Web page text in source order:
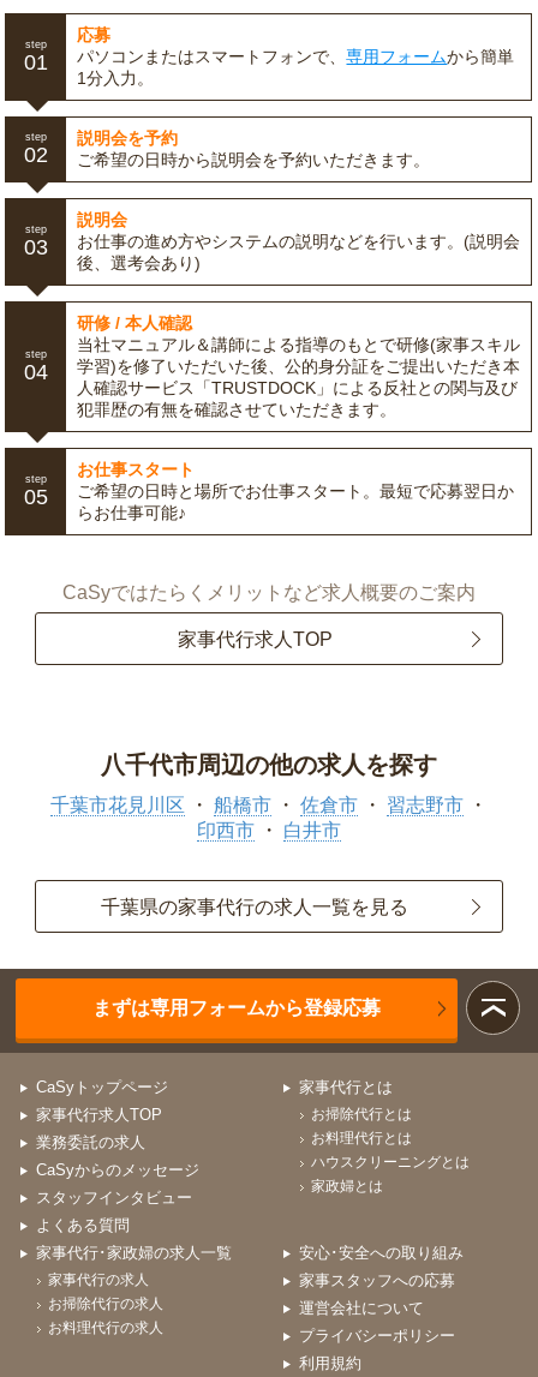
step
01
応募
パソコンまたはスマートフォンで、専用フォームから簡単
1分入力。
step
02
説明会を予約
ご希望の日時から説明会を予約いただきます。
step
03
説明会
お仕事の進め方やシステムの説明などを行います。(説明会
後、選考会あり)
step
04
研修 / 本人確認
当社マニュアル＆講師による指導のもとで研修(家事スキル
学習)を修了いただいた後、公的身分証をご提出いただき本
人確認サービス「TRUSTDOCK」による反社との関与及び
犯罪歴の有無を確認させていただきます。
step
05
お仕事スタート
ご希望の日時と場所でお仕事スタート。最短で応募翌日か
らお仕事可能♪
CaSyではたらくメリットなど求人概要のご案内
家事代行求人TOP
八千代市周辺の他の求人を探す
千葉市花見川区 船橋市 佐倉市
習志野市
印西市
白井市
千葉県の家事代行の求人一覧を見る
まずは専用フォームから登録応募
CaSyトップページ
家事代行求人TOP
業務委託の求人
CaSyからのメッセージ
スタッフインタビュー
よくある質問
家事代行とは
お掃除代行とは
お料理代行とは
ハウスクリーニングとは
家政婦とは
家事代行･家政婦の求人一覧
家事代行の求人
お掃除代行の求人
お料理代行の求人
安心･安全への取り組み
家事スタッフへの応募
運営会社について
プライバシーポリシー
利用規約